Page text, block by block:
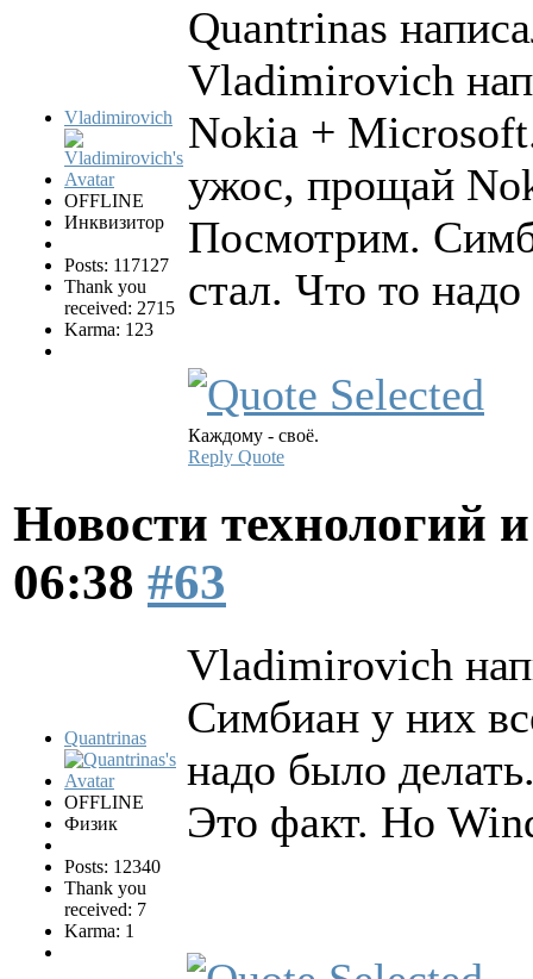
Vladimirovich
OFFLINE
Инквизитор
Posts: 117127
Thank you
received: 2715
Karma: 123
Quantrinas
Vladimirovich
Nokia +
ужос, прощай
Посмотрим.
стал. Что то
Каждому - своё.
Reply Quote
Новости технологий
06:38 #63
Quantrinas
OFFLINE
Физик
Posts: 12340
Thank you
received: 7
Karma: 1
Vladimirovich
Симбиан у них
надо было
Это факт. Но